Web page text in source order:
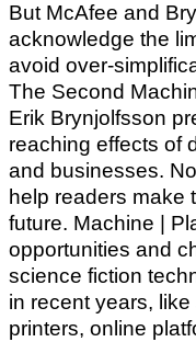
But McAfee and
acknowledge the
avoid over-
The Second
Erik Brynjolfsson
reaching effects of
and businesses.
help readers make
future. Machine |
opportunities and
science fiction
in recent years,
printers, online